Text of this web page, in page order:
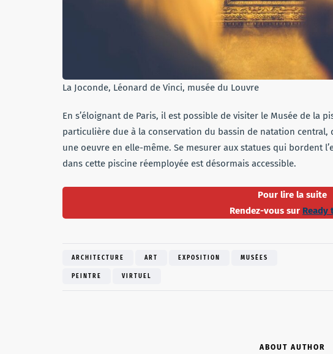
La Joconde, Léonard de Vinci, musée du Louvre
En s’éloignant de Paris, il est possible de visiter le Musée de la
particulière due à la conservation du bassin de natation central,
une oeuvre en elle-même. Se mesurer aux statues qui bordent
dans cette piscine réemployée est désormais accessible.
Pour lire la suite
Rendez-vous sur Ready
ARCHITECTURE ART EXPOSITION MUSÉES
PEINTRE VIRTUEL
ABOUT AUTHOR